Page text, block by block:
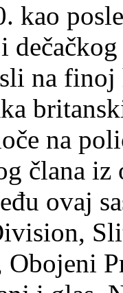
kao
na
na
člana
ovaj